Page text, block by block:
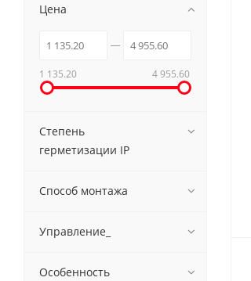
Цена
1 135.20 4 955.60
Степень
герметизации IP
Способ монтажа
Управление_
Особенность